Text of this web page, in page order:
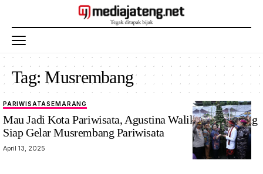
Tag:Musrembang
Walikota
semarang
PARIWISATASEMARANG
Mau Jadi Kota Pariwisata, Agustina Walikota Semarang
Siap Gelar Musrembang Pariwisata
April 13, 2025